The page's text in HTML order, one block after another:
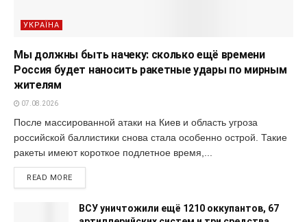
УКРАЇНА
Мы должны быть начеку: сколько ещё времени
Россия будет наносить ракетные удары по мирным
жителям
07.08.2026
После массированной атаки на Киев и область угроза
российской баллистики снова стала особенно острой. Такие
ракеты имеют короткое подлетное время,...
READ MORE
ВСУ уничтожили ещё 1210 оккупантов, 67